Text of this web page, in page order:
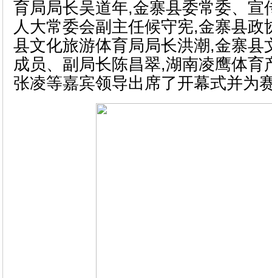
育局局长吴道年,金寨县委常委、宣
人大常委会副主任候守宪,金寨县政
县文化旅游体育局局长洪潮,金寨县
成员、副局长陈昌翠,湖南凌鹰体育
张凌等嘉宾领导出席了开幕式并为